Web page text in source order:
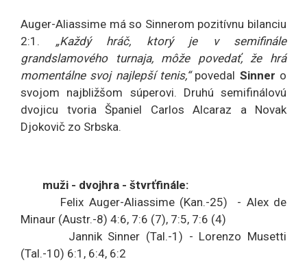
Auger-Aliassime má so Sinnerom pozitívnu bilanciu
2:1. „Každý hráč, ktorý je v semifinále
grandslamového turnaja, môže povedať, že hrá
momentálne svoj najlepší tenis,“povedal Sinner o
svojom najbližšom súperovi. Druhú semifinálovú
dvojicu tvoria Španiel Carlos Alcaraz a Novak
Djokovič zo Srbska.
muži - dvojhra - štvrťfinále:
Felix Auger-Aliassime (Kan.-25) - Alex de
Minaur (Austr.-8) 4:6, 7:6 (7), 7:5, 7:6 (4)
Jannik Sinner (Tal.-1) - Lorenzo Musetti
(Tal.-10) 6:1, 6:4, 6:2